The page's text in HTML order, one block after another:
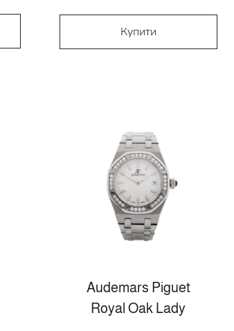
Купити
Audemars Piguet
Royal Oak Lady